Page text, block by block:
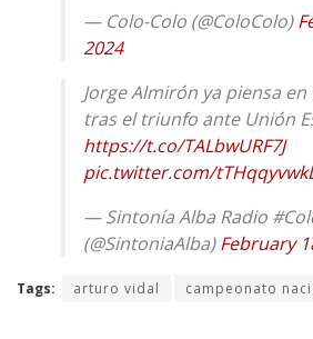
— Colo-Colo (@ColoColo)
2024
Jorge Almirón ya piensa en
tras el triunfo ante Unión
https://t.co/TALbwURF7J
pic.twitter.com/
— Sintonía Alba Radio
(@SintoniaAlba)February
Tags: arturo vidal campeonato